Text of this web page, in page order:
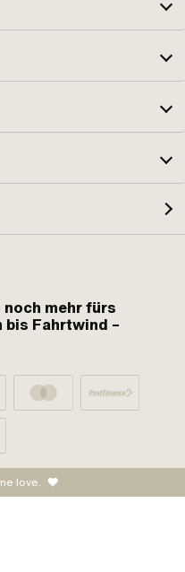
mehr fürs
bis Fahrtwind –
love.